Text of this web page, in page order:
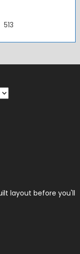
513
layout before you'll